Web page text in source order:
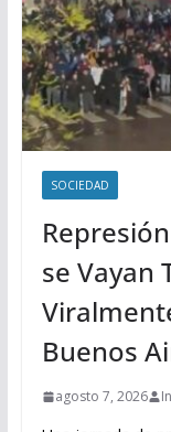
SOCIEDAD
se Vayan
Buenos
agosto 7, 2026